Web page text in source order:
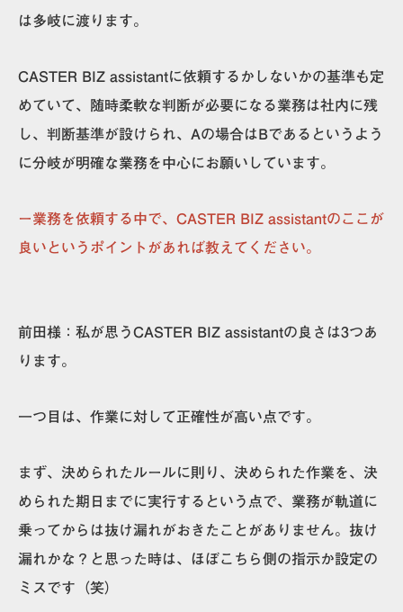
は多岐に渡ります。
CASTER BIZ assistantに依頼するかしないかの基準も定
めていて、
随時柔軟な判断が必要になる業務は社内に残
し、判断基準が設けられ、Aの場合はBであるというよう
に分岐が明確な業務を中心にお願いしています。
ー業務を依頼する中で、CASTER BIZ assistantのここが
良いというポイントがあれば教えてください。
前田様： 私が思うCASTER BIZ assistantの良さは3つあ
ります。
一つ目は、 作業に対して正確性が高い点です。
まず、決められたルールに則り、決められた作業を、決
められた期日までに実行するという点で、業務が軌道に
乗ってからは抜け漏れがおきたことがありません。抜け
漏れかな？と思った時は、ほぼこちら側の指示か設定の
ミスです（笑）